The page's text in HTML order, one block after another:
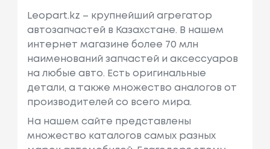
Leopart.kz – крупнейший агрегатор
автозапчастей в Казахстане. В нашем
интернет магазине более 70 млн
наименований запчастей и аксессуаров
на любые авто. Есть оригинальные
детали, а также множество аналогов от
производителей со всего мира.
На нашем сайте представлены
множество каталогов самых разных